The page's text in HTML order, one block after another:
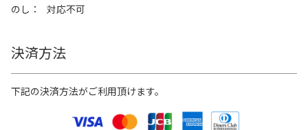
のし
対応不可
決済方法
下記の決済方法がご利用頂けます。